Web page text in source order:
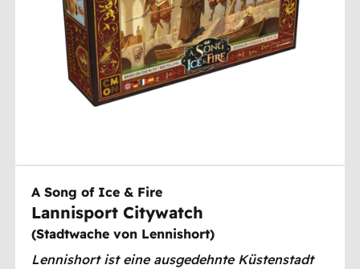
A Song of Ice & Fire
Lannisport Citywatch
(Stadtwache von Lennishort)
Lennishort ist eine ausgedehnte Küstenstadt